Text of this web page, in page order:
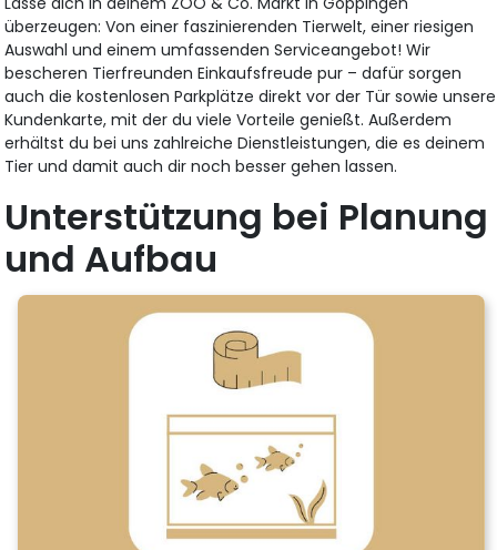
überzeugen: Von einer faszinierenden Tierwelt, einer riesigen
Auswahl und einem umfassenden Serviceangebot! Wir
bescheren Tierfreunden Einkaufsfreude pur – dafür sorgen
auch die kostenlosen Parkplätze direkt vor der Tür sowie unsere
Kundenkarte, mit der du viele Vorteile genießt. Außerdem
erhältst du bei uns zahlreiche Dienstleistungen, die es deinem
Tier und damit auch dir noch besser gehen lassen.
Unterstützung bei Planung
und Aufbau